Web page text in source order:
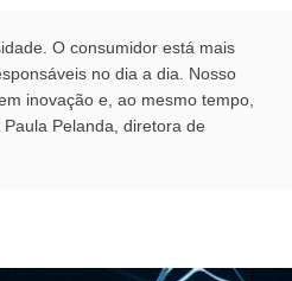
O consumidor está mais
no dia a dia. Nosso
inovação e, ao mesmo tempo,
Pelanda, diretora de